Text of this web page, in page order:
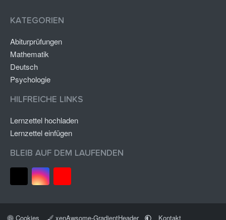
KATEGORIEN
Abiturprüfungen
Mathematik
Deutsch
Psychologie
HILFREICHE LINKS
Lernzettel hochladen
Lernzettel einfügen
BLEIB AUF DEM LAUFENDEN
Cookies xenAwsome-GradientHeader Kontakt